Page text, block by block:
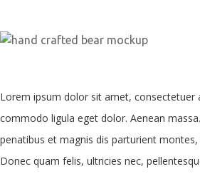
Lorem ipsum dolor sit amet, consectetuer
commodo ligula eget dolor. Aenean
penatibus et magnis dis parturient
Donec quam felis, ultricies nec,